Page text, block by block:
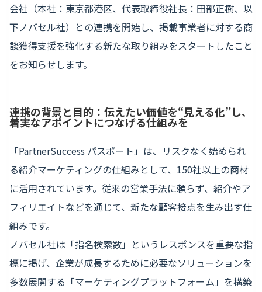
会社（本社：東京都港区、代表取締役社長：田部正樹、以
下ノバセル社）との連携を開始し、掲載事業者に対する商
談獲得支援を強化する新たな取り組みをスタートしたこと
をお知らせします。
連携の背景と目的：伝えたい価値を“見える化”し、
着実なアポイントにつなげる仕組みを
「PartnerSuccess パスポート」は、リスクなく始められ
る紹介マーケティングの仕組みとして、150社以上の商材
に活用されています。従来の営業手法に頼らず、紹介やア
フィリエイトなどを通じて、新たな顧客接点を生み出す仕
組みです。
ノバセル社は「指名検索数」というレスポンスを重要な指
標に掲げ、企業が成長するために必要なソリューションを
多数展開する「マーケティングプラットフォーム」を構築